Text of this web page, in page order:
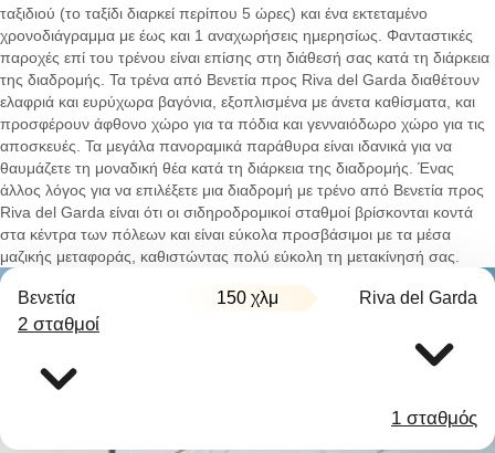
ταξιδιού (το ταξίδι διαρκεί περίπου 5 ώρες) και ένα εκτεταμένο
χρονοδιάγραμμα με έως και 1 αναχωρήσεις ημερησίως. Φανταστικές
παροχές επί του τρένου είναι επίσης στη διάθεσή σας κατά τη διάρκεια
της διαδρομής. Τα τρένα από Βενετία προς Riva del Garda διαθέτουν
ελαφριά και ευρύχωρα βαγόνια, εξοπλισμένα με άνετα καθίσματα, και
προσφέρουν άφθονο χώρο για τα πόδια και γενναιόδωρο χώρο για τις
αποσκευές. Τα μεγάλα πανοραμικά παράθυρα είναι ιδανικά για να
θαυμάζετε τη μοναδική θέα κατά τη διάρκεια της διαδρομής. Ένας
άλλος λόγος για να επιλέξετε μια διαδρομή με τρένο από Βενετία προς
Riva del Garda είναι ότι οι σιδηροδρομικοί σταθμοί βρίσκονται κοντά
στα κέντρα των πόλεων και είναι εύκολα προσβάσιμοι με τα μέσα
μαζικής μεταφοράς, καθιστώντας πολύ εύκολη τη μετακίνησή σας.
Βενετία 150 χλμ Riva del Garda
2 σταθμοί
1 σταθμός